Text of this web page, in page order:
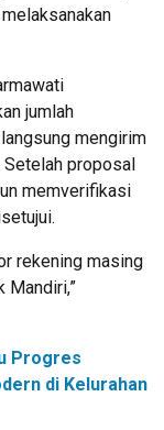
jumlah
mengirim
Setelah proposal
memverifikasi
rekening masing
Mandiri,”
Progres
di Kelurahan